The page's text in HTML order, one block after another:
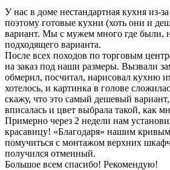
У нас в доме нестандартная кухня из-
поэтому готовые кухни (хоть они и
вариант. Мы с мужем много где были,
подходящего варианта.
После всех походов по торговым
на заказ под наши размеры. Вызвали
обмерил, посчитал, нарисовал кухню
хотелось, и картинка в голове
скажу, что это самый дешевый
вписалась и цвет выбрала такой, как
Примерно через 2 недели нам
красавицу! «Благодаря» нашим
помучиться с монтажом верхних
получился отменный.
Большое всем спасибо! Рекомендую!